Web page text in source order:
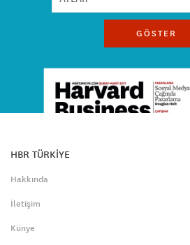
GÖSTER
HBR TÜRKİYE
Hakkında
İletişim
Künye